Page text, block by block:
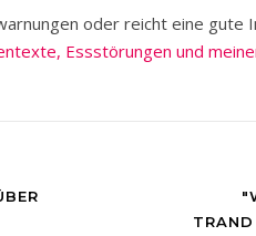
oder reicht eine gute
Essstörungen und